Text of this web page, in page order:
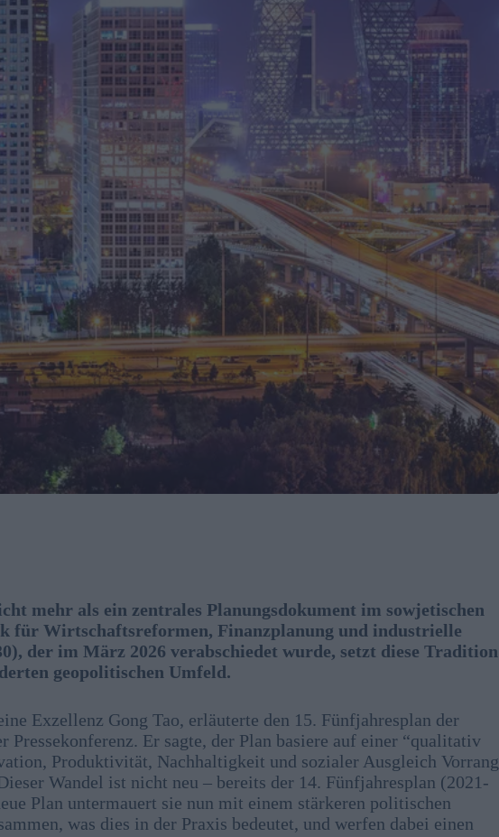
mehr als ein zentrales Planungsdokument im sowjetischen
für Wirtschaftsreformen, Finanzplanung und industrielle
der im März 2026 verabschiedet wurde, setzt diese Tradition
geopolitischen Umfeld.
Exzellenz Gong Tao, erläuterte den 15. Fünfjahresplan der
Er sagte, der Plan basiere auf einer “qualitativ
Produktivität, Nachhaltigkeit und sozialer Ausgleich Vorrang
Wandel ist nicht neu – bereits der 14. Fünfjahresplan (2021-
Plan untermauert sie nun mit einem stärkeren politischen
was dies in der Praxis bedeutet, und werfen dabei einen